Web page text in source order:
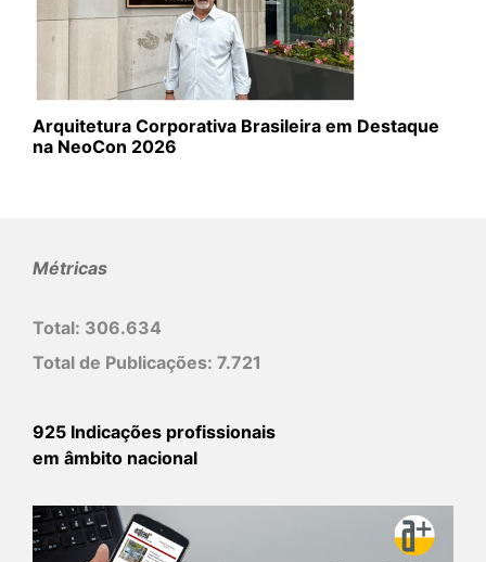
Arquitetura Corporativa Brasileira em Destaque
na NeoCon 2026
Métricas
Total: 306.634
Total de Publicações: 7.721
925 Indicações profissionais
em âmbito nacional